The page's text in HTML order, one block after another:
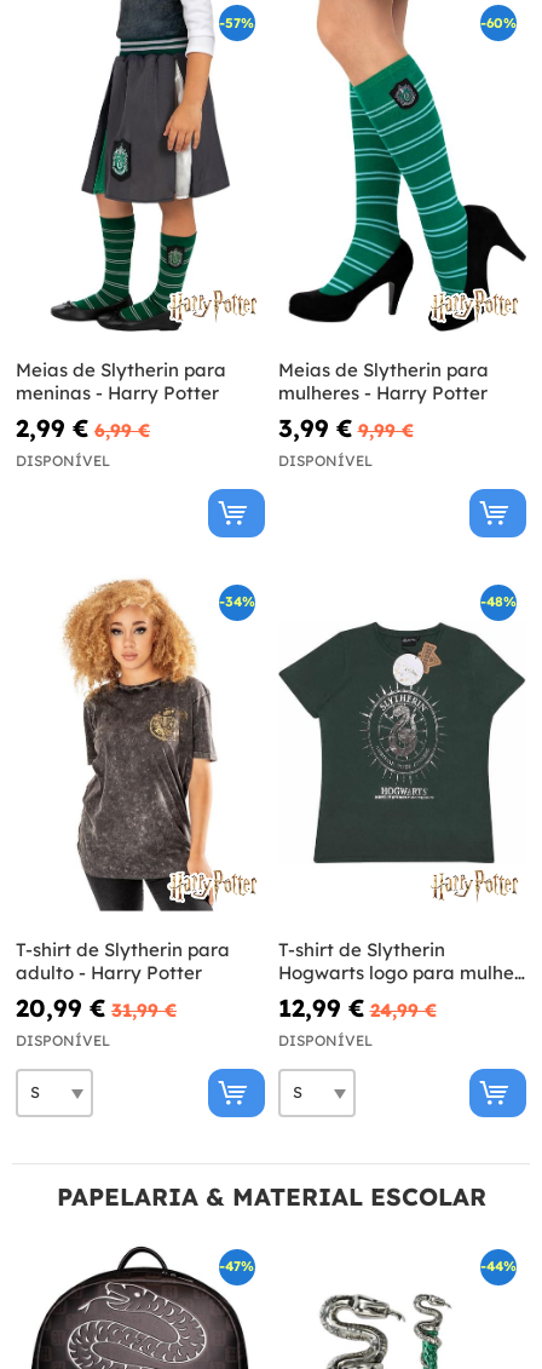
-57%
Meias de Slytherin para
meninas - Harry Potter
2,99 € 6,99 €
DISPONÍVEL
-60%
Meias de Slytherin para
mulheres - Harry Potter
3,99 € 9,99 €
DISPONÍVEL
-34%
T-shirt de Slytherin para
adulto - Harry Potter
20,99 € 31,99 €
DISPONÍVEL
-48%
T-shirt de Slytherin
Hogwarts logo para mulher
- Harry Potter
12,99 € 24,99 €
DISPONÍVEL
PAPELARIA & MATERIAL ESCOLAR
-47% -44%